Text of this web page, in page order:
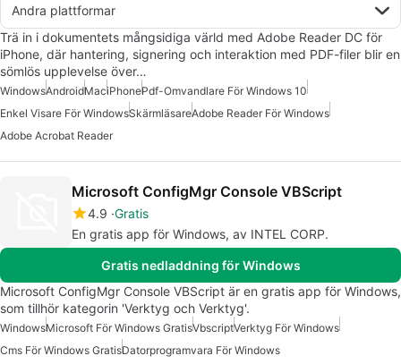
Andra plattformar
Trä in i dokumentets mångsidiga värld med Adobe Reader DC för
iPhone, där hantering, signering och interaktion med PDF-filer blir en
sömlös upplevelse över…
WindowsAndroidMaciPhonePdf-Omvandlare För Windows 10
Enkel Visare För WindowsSkärmläsareAdobe Reader För Windows
Adobe Acrobat Reader
Microsoft ConfigMgr Console VBScript
4.9 Gratis
En gratis app för Windows, av INTEL CORP.
Gratis nedladdning för Windows
Microsoft ConfigMgr Console VBScript är en gratis app för Windows,
som tillhör kategorin 'Verktyg och Verktyg'.
WindowsMicrosoft För Windows GratisVbscriptVerktyg För Windows
Cms För Windows GratisDatorprogramvara För Windows